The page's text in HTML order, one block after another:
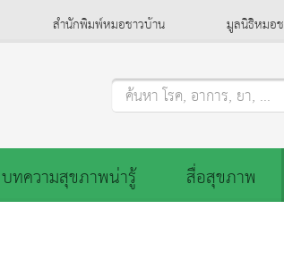
สำนักพิมพ์หมอชาวบ้าน มูลนิธิหมอ
ค้นหา โรค, อาการ, ยา, ...
บทความสุขภาพน่ารู้ สื่อสุขภาพ